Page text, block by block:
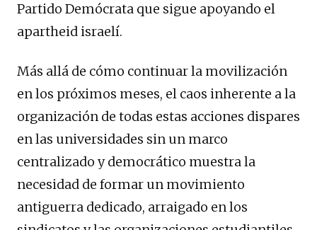
Partido Demócrata que sigue apoyando el
apartheid israelí.
Más allá de cómo continuar la movilización
en los próximos meses, el caos inherente a la
organización de todas estas acciones dispares
en las universidades sin un marco
centralizado y democrático muestra la
necesidad de formar un movimiento
antiguerra dedicado, arraigado en los